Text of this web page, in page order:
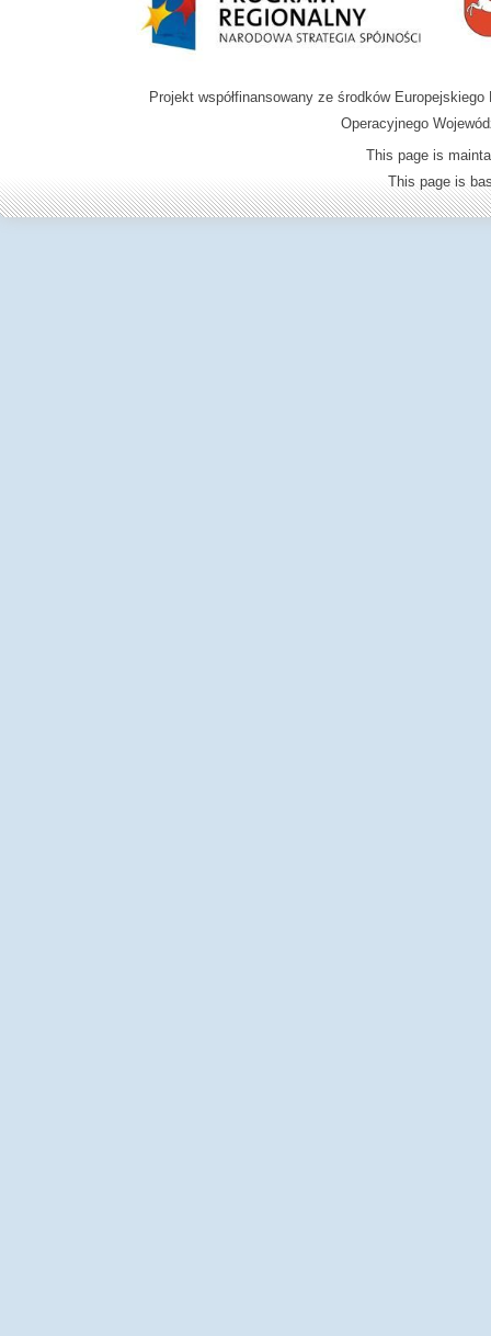
Projekt współfinansowany ze środków
Operacyjnego
This page is
This page is